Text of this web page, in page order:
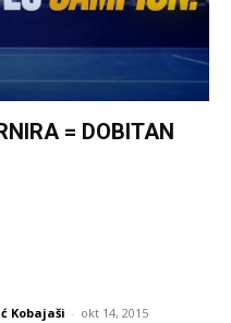
= DOBITAN
Kobajaši - okt 14, 2015